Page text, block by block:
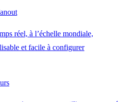
réel, à l’échelle mondiale,
et facile à configurer